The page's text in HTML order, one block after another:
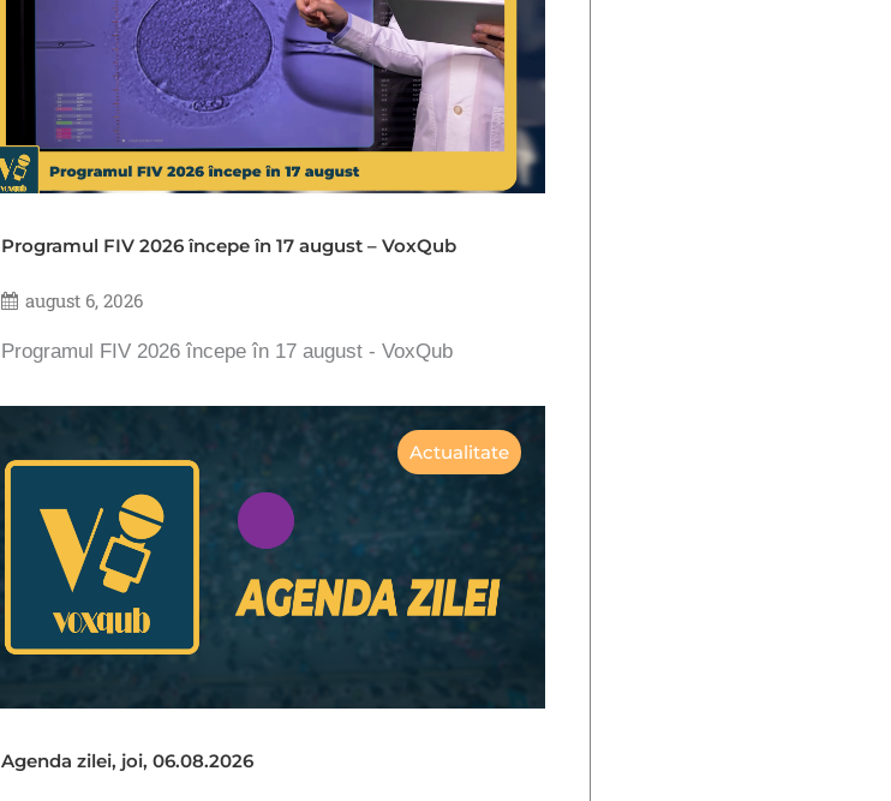
Programul FIV 2026 începe în 17 august – VoxQub
august 6, 2026
Programul FIV 2026 începe în 17 august - VoxQub
Actualitate
Agenda zilei, joi, 06.08.2026